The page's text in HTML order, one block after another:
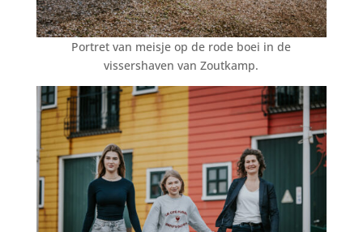
Portret van meisje op de rode boei in de
vissershaven van Zoutkamp.